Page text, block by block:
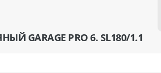
PRO 6. SL180/1.1